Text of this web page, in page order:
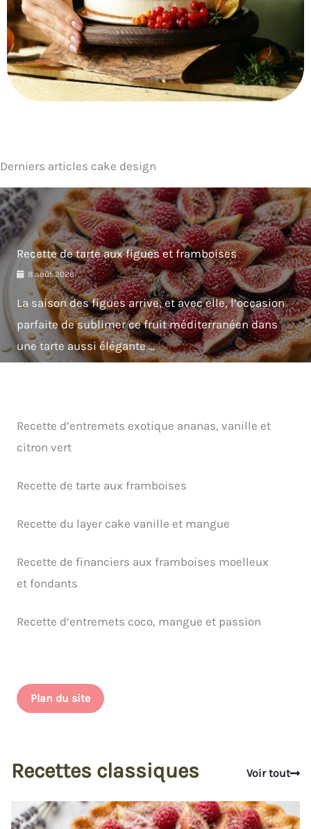
Derniers articles cake design
Recette de tarte aux figues et framboises
8 août 2026
La saison des figues arrive, et avec elle, l’occasion
parfaite de sublimer ce fruit méditerranéen dans
une tarte aussi élégante ...
Recette d’entremets exotique ananas, vanille et
citron vert
Recette de tarte aux framboises
Recette du layer cake vanille et mangue
Recette de financiers aux framboises moelleux
et fondants
Recette d’entremets coco, mangue et passion
Plan du site
Recettes classiques Voir tout